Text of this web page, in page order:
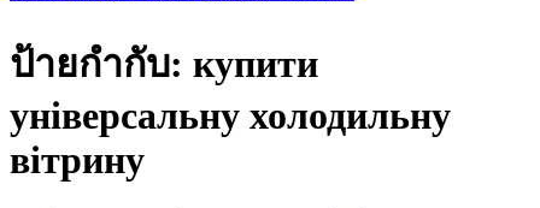
ป้ายกำกับ: купити
універсальну холодильну
вітрину